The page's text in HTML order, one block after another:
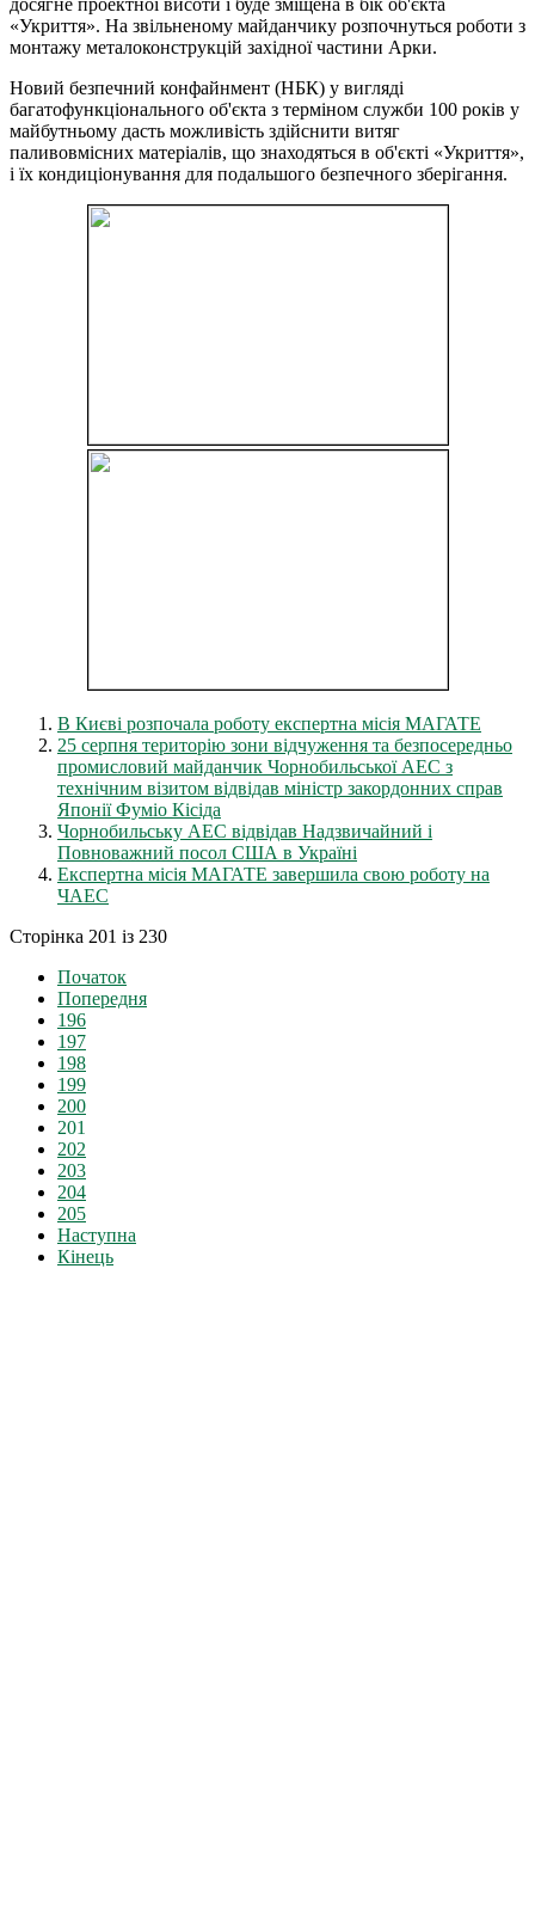
досягне проектної висоти і буде зміщена в бік об'єкта
«Укриття». На звільненому майданчику розпочнуться роботи з
монтажу металоконструкцій західної частини Арки.
Новий безпечний конфайнмент (НБК) у вигляді
багатофункціонального об'єкта з терміном служби 100 років у
майбутньому дасть можливість здійснити витяг
паливовмісних матеріалів, що знаходяться в об'єкті «Укриття»,
і їх кондиціонування для подальшого безпечного зберігання.
В Києві розпочала роботу експертна місія МАГАТЕ
25 серпня територію зони відчуження та безпосередньо
промисловий майданчик Чорнобильської АЕС з
технічним візитом відвідав міністр закордонних справ
Японії Фуміо Кісіда
Чорнобильську АЕС відвідав Надзвичайний і
Повноважний посол США в Україні
Експертна місія МАГАТЕ завершила свою роботу на
ЧАЕС
Сторінка 201 із 230
Початок
Попередня
196
197
198
199
200
201
202
203
204
205
Наступна
Кінець